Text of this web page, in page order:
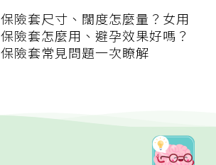
保險套尺寸、闊度怎麼量？女用
保險套怎麼用、避孕效果好嗎？
保險套常見問題一次瞭解